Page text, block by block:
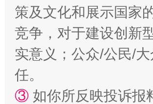
策及文化和展示国家
竞争，对于建设创新
实意义；公众/公民/
任。
③ 如你所反映投诉报